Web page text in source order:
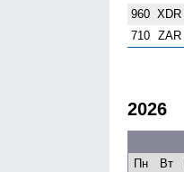
960 XDR
710 ZAR
2026
Пн
Вт